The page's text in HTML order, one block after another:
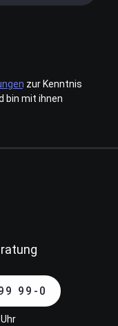
zur Kenntnis
bin mit ihnen
99-0